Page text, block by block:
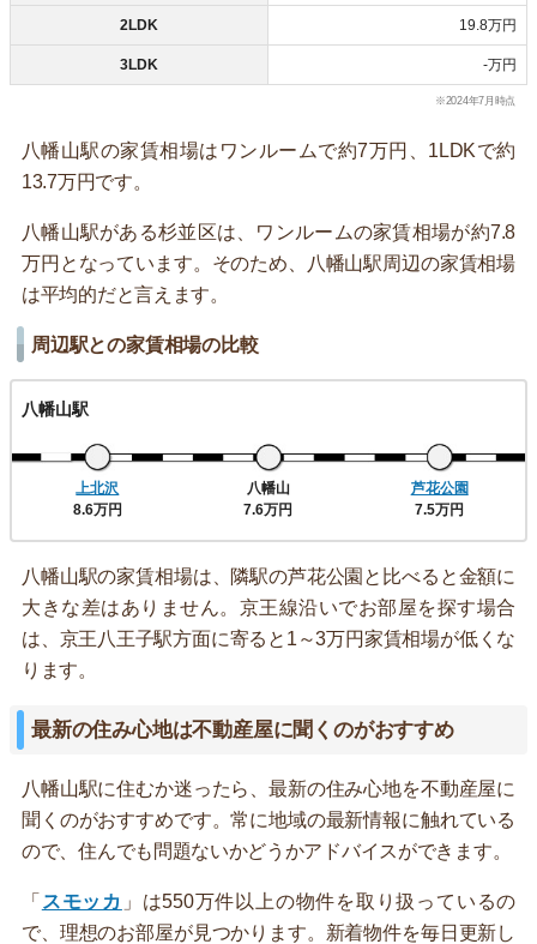
2LDK 19.8万円
3LDK -万円
※2024年7月時点
八幡山駅の家賃相場はワンルームで約7万円、1LDKで約
13.7万円です。
八幡山駅がある杉並区は、ワンルームの家賃相場が約7.8
万円となっています。そのため、八幡山駅周辺の家賃相場
は平均的だと言えます。
周辺駅との家賃相場の比較
八幡山駅
上北沢
8.6万円
八幡山
7.6万円
芦花公園
7.5万円
八幡山駅の家賃相場は、隣駅の芦花公園と比べると金額に
大きな差はありません。京王線沿いでお部屋を探す場合
は、京王八王子駅方面に寄ると1～3万円家賃相場が低くな
ります。
最新の住み心地は不動産屋に聞くのがおすすめ
八幡山駅に住むか迷ったら、最新の住み心地を不動産屋に
聞くのがおすすめです。常に地域の最新情報に触れている
ので、住んでも問題ないかどうかアドバイスができます。
「 スモッカ 」は550万件以上の物件を取り扱っているの
で、理想のお部屋が見つかります。新着物件を毎日更新し